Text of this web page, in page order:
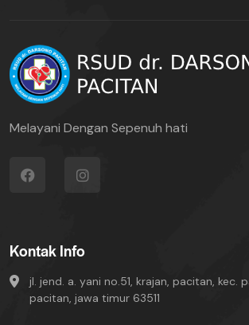
Melayani Dengan Sepenuh hati
Kontak Info
jl. jend. a. yani no.51, krajan, pacitan, kec.
pacitan, jawa timur 63511